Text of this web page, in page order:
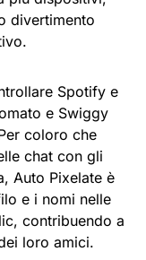
divertimento
Spotify e
e Swiggy
coloro che
chat con gli
Auto Pixelate è
e i nomi nelle
contribuendo a
loro amici.